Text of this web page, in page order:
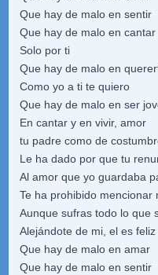
Que hay de malo en sentir
Que hay de malo en cantar
Solo por ti
Que hay de malo en
Como yo a ti te quiero
Que hay de malo en ser
En cantar y en vivir, amor
tu padre como de
Le ha dado por que tu
Al amor que yo guardaba
Te ha prohibido mencionar
Aunque sufras todo lo que
Alejándote de mi, el es feliz
Que hay de malo en amar
Que hay de malo en sentir